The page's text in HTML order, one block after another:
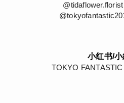
@tidaflower.florist
小红书/
TOKYO